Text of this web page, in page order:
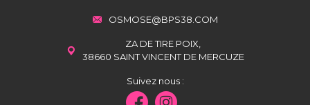
OSMOSE@BPS38.COM
ZA DE TIRE POIX,
38660 SAINT VINCENT DE MERCUZE
Suivez nous :